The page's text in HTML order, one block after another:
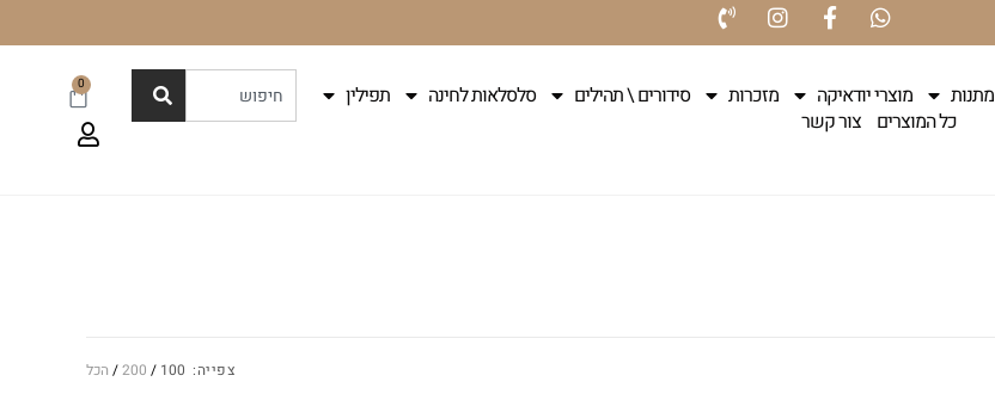
מתנות מוצרי יודאיקה מזכרות סידורים \ תהילים סלסלאות לחינה
תפילין
כל המוצרים צור קשר
0
צפייה: 100
200 הכל